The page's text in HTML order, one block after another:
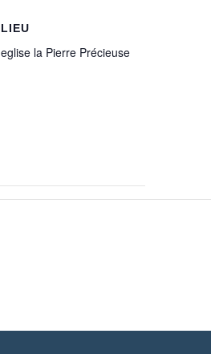
LIEU
eglise la Pierre Précieuse